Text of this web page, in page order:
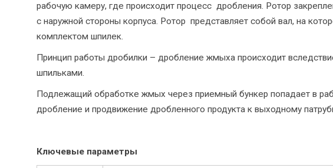
рабочую камеру, где происходит процесс дробления. Ротор
с наружной стороны корпуса. Ротор представляет собой вал, на
комплектом шпилек.
Принцип работы дробилки – дробление жмыха происходит
шпильками.
Подлежащий обработке жмых через приемный бункер попадает в
дробление и продвижение дробленного продукта к выходному
Ключевые параметры